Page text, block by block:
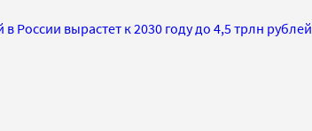
России вырастет к 2030 году до 4,5 трлн рублей